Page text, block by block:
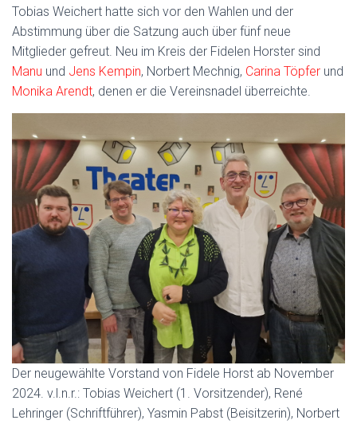
Tobias Weichert hatte sich vor den Wahlen und der
Abstimmung über die Satzung auch über fünf neue
Mitglieder gefreut. Neu im Kreis der Fidelen Horster sind
Manu und Jens Kempin, Norbert Mechnig, Carina Töpfer und
Monika Arendt, denen er die Vereinsnadel überreichte.
Der neugewählte Vorstand von Fidele Horst ab November
2024. v.l.n.r.: Tobias Weichert (1. Vorsitzender), René
Lehringer (Schriftführer), Yasmin Pabst (Beisitzerin), Norbert